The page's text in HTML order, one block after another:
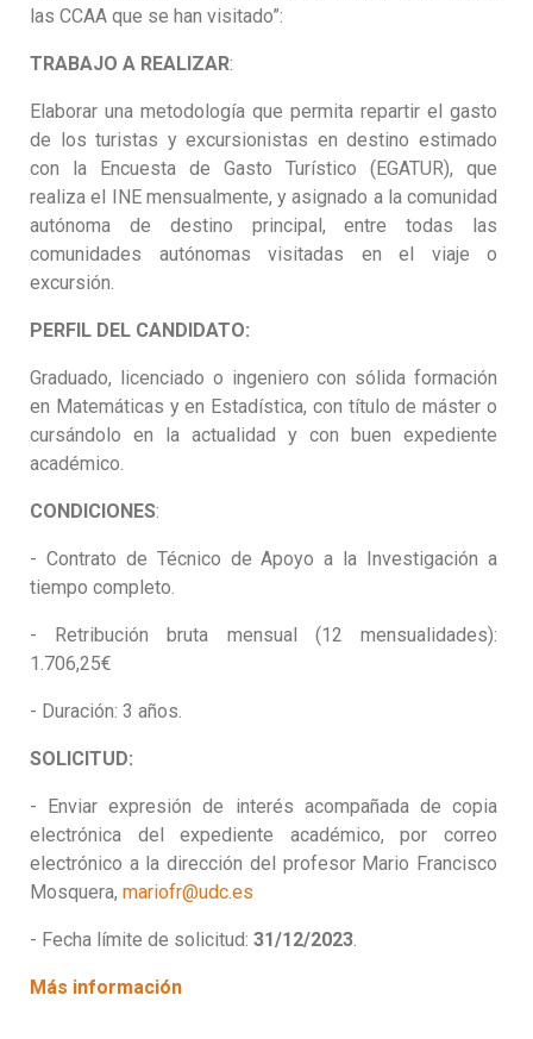
las CCAA que se han visitado”:
TRABAJO A REALIZAR:
Elaborar una metodología que permita repartir el gasto
de los turistas y excursionistas en destino estimado
con la Encuesta de Gasto Turístico (EGATUR), que
realiza el INE mensualmente, y asignado a la comunidad
autónoma de destino principal, entre todas las
comunidades autónomas visitadas en el viaje o
excursión.
PERFIL DEL CANDIDATO:
Graduado, licenciado o ingeniero con sólida formación
en Matemáticas y en Estadística, con título de máster o
cursándolo en la actualidad y con buen expediente
académico.
CONDICIONES:
- Contrato de Técnico de Apoyo a la Investigación a
tiempo completo.
- Retribución bruta mensual (12 mensualidades):
1.706,25€
- Duración: 3 años.
SOLICITUD:
- Enviar expresión de interés acompañada de copia
electrónica del expediente académico, por correo
electrónico a la dirección del profesor Mario Francisco
Mosquera, mariofr@udc.es
- Fecha límite de solicitud: 31/12/2023.
Más información